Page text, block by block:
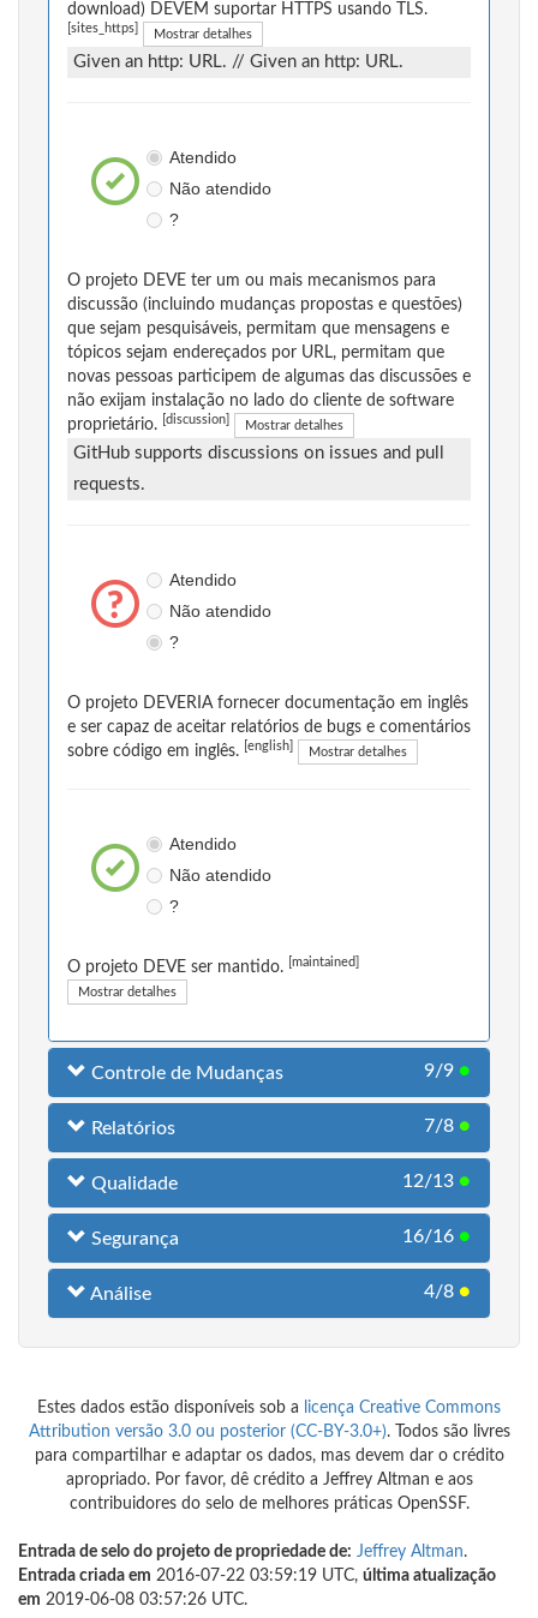
download) DEVEM suportar HTTPS usando TLS.
[sites_https] Mostrar detalhes
Given an http: URL. // Given an http: URL.
Atendido
Não atendido
?
O projeto DEVE ter um ou mais mecanismos para
discussão (incluindo mudanças propostas e questões)
que sejam pesquisáveis, permitam que mensagens e
tópicos sejam endereçados por URL, permitam que
novas pessoas participem de algumas das discussões e
não exijam instalação no lado do cliente de software
proprietário.
[discussion] Mostrar detalhes
GitHub supports discussions on issues and pull
requests.
Atendido
Não atendido
?
O projeto DEVERIA fornecer documentação em inglês
e ser capaz de aceitar relatórios de bugs e comentários
sobre código em inglês.
[english] Mostrar detalhes
Atendido
Não atendido
?
O projeto DEVE ser mantido. [maintained]
Mostrar detalhes
Controle de Mudanças 9/9 ●
Relatórios 7/8 ●
Qualidade 12/13 ●
Segurança 16/16 ●
Análise 4/8 ●
Estes dados estão disponíveis sob a
licença Creative Commons
Attribution versão 3.0 ou posterior (CC-BY-3.0+). Todos são livres
para compartilhar e adaptar os dados, mas devem dar o crédito
apropriado. Por favor, dê crédito a Jeffrey Altman e aos
contribuidores do selo de melhores práticas OpenSSF.
Entrada de selo do projeto de propriedade de: Jeffrey Altman.
Entrada criada em 2016-07-22 03:59:19 UTC, última atualização
em 2019-06-08 03:57:26 UTC.